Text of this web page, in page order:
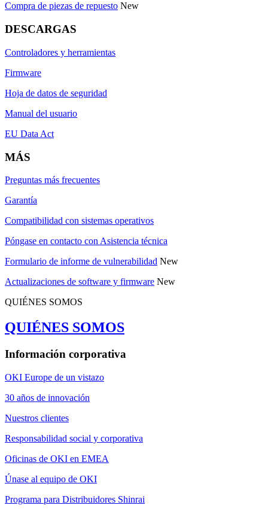
Compra de piezas de repuesto New
DESCARGAS
Controladores y herramientas
Firmware
Hoja de datos de seguridad
Manual del usuario
EU Data Act
MÁS
Preguntas más frecuentes
Garantía
Compatibilidad con sistemas operativos
Póngase en contacto con Asistencia técnica
Formulario de informe de vulnerabilidad New
Actualizaciones de software y firmware New
QUIÉNES SOMOS
QUIÉNES SOMOS
Información corporativa
OKI Europe de un vistazo
30 años de innovación
Nuestros clientes
Responsabilidad social y corporativa
Oficinas de OKI en EMEA
Únase al equipo de OKI
Programa para Distribuidores Shinrai